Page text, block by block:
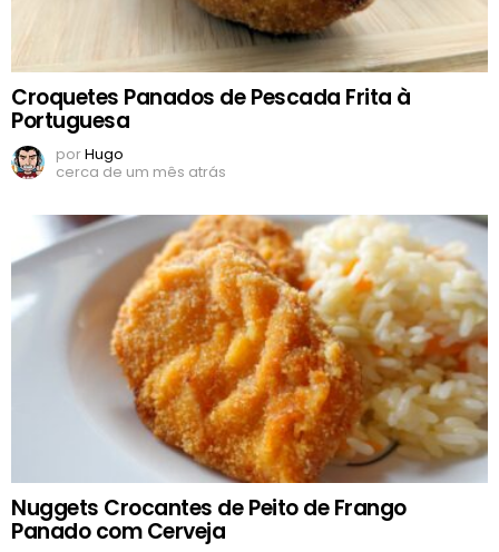
Croquetes Panados de Pescada Frita à
Portuguesa
porHugo
cerca de um mês atrás
Nuggets Crocantes de Peito de Frango
Panado com Cerveja